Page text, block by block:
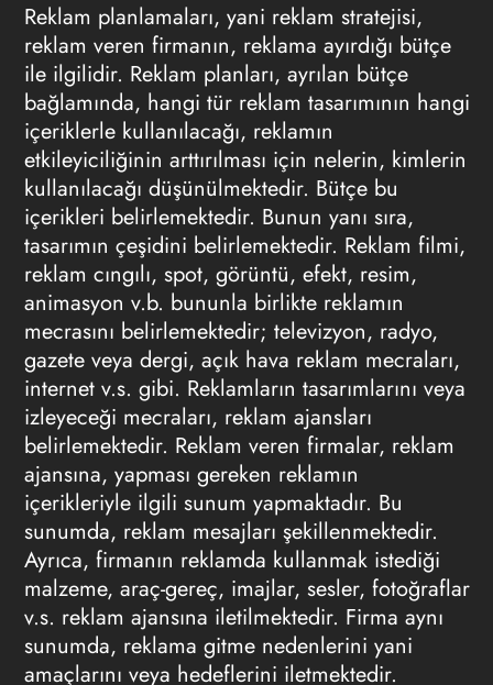
Reklam planlamaları, yani reklam stratejisi,
reklam veren firmanın, reklama ayırdığı bütçe
ile ilgilidir. Reklam planları, ayrılan bütçe
bağlamında, hangi tür reklam tasarımının hangi
içeriklerle kullanılacağı, reklamın
etkileyiciliğinin arttırılması için nelerin, kimlerin
kullanılacağı düşünülmektedir. Bütçe bu
içerikleri belirlemektedir. Bunun yanı sıra,
tasarımın çeşidini belirlemektedir. Reklam filmi,
reklam cıngılı, spot, görüntü, efekt, resim,
animasyon v.b. bununla birlikte reklamın
mecrasını belirlemektedir; televizyon, radyo,
gazete veya dergi, açık hava reklam mecraları,
internet v.s. gibi. Reklamların tasarımlarını veya
izleyeceği mecraları, reklam ajansları
belirlemektedir. Reklam veren firmalar, reklam
ajansına, yapması gereken reklamın
içerikleriyle ilgili sunum yapmaktadır. Bu
sunumda, reklam mesajları şekillenmektedir.
Ayrıca, firmanın reklamda kullanmak istediği
malzeme, araç-gereç, imajlar, sesler, fotoğraflar
v.s. reklam ajansına iletilmektedir. Firma aynı
sunumda, reklama gitme nedenlerini yani
amaçlarını veya hedeflerini iletmektedir.